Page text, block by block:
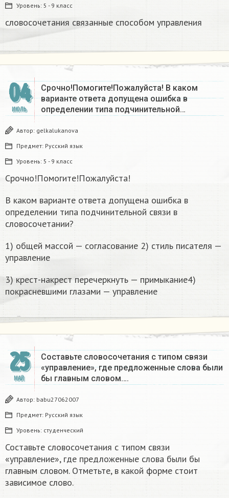
Уровень: 5 - 9 класс
словосочетания связанные способом управления
04
ИЮЛЬ
Срочно!Помогите!Пожалуйста! В каком
варианте ответа допущена ошибка в
определении типа подчинительной…
Автор: gelkalukanova
Предмет: Русский язык
Уровень: 5 - 9 класс
Срочно!Помогите!Пожалуйста!
В каком варианте ответа допущена ошибка в
определении типа подчинительной связи в
словосочетании?
1) общей массой — согласование 2) стиль писателя —
управление
3) крест-накрест перечеркнуть — примыкание4)
покрасневшими глазами — управление
25
МАЙ
Составьте словосочетания с типом связи
«управление», где предложенные слова были
бы главным словом….
Автор: babu27062007
Предмет: Русский язык
Уровень: студенческий
Составьте словосочетания с типом связи
«управление», где предложенные слова были бы
главным словом. Отметьте, в какой форме стоит
зависимое слово.